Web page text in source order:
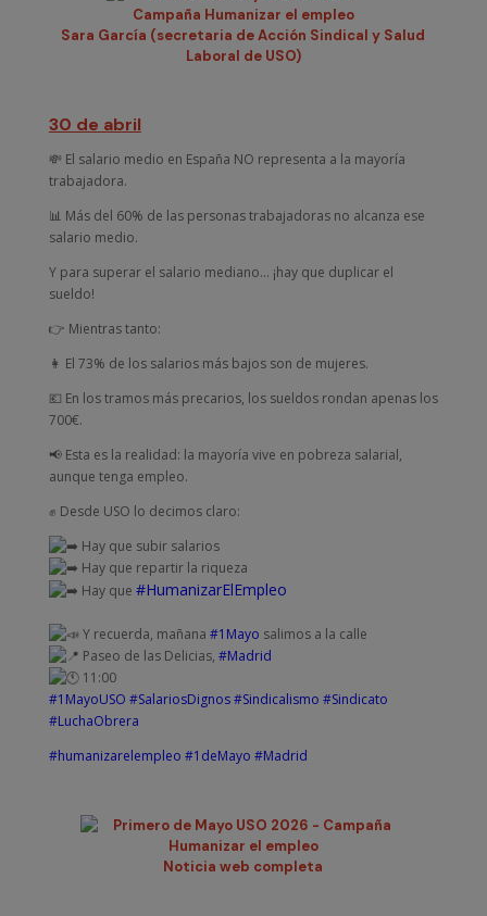
Sara García (secretaria de Acción Sindical y Salud
Laboral de USO)
30 de abril
💸 El salario medio en España NO representa a la mayoría
trabajadora.
📊 Más del 60% de las personas trabajadoras no alcanza ese
salario medio.
Y para superar el salario mediano… ¡hay que duplicar el
sueldo!
👉 Mientras tanto:
👩 El 73% de los salarios más bajos son de mujeres.
💶 En los tramos más precarios, los sueldos rondan apenas los
700€.
📢 Esta es la realidad: la mayoría vive en pobreza salarial,
aunque tenga empleo.
✊ Desde USO lo decimos claro:
Hay que subir salarios
Hay que repartir la riqueza
Hay que #HumanizarElEmpleo
Y recuerda, mañana #1Mayo salimos a la calle
Paseo de las Delicias, #Madrid
11:00
#1MayoUSO #SalariosDignos#Sindicalismo #Sindicato
#LuchaObrera
#humanizarelempleo #1deMayo #Madrid
Noticia web completa